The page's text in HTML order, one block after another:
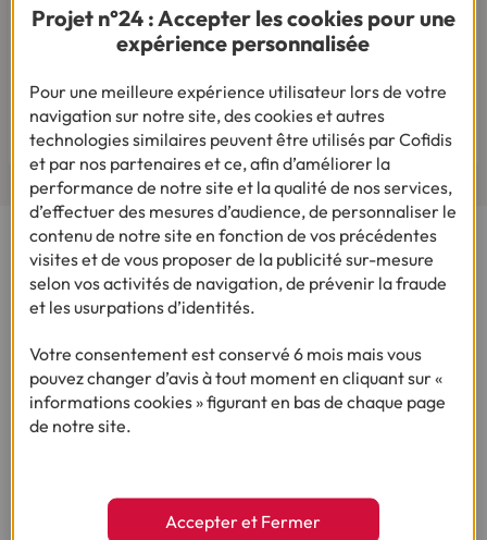
Pour votre besoin de crédit, vous trouverez chez
Cofidis le service qui fait toute la différence.
Lire les avis de nos clients
Cofidis, le spécialiste de la Demande de Crédit en Ligne,
vous propose plusieurs produits : des crédits renouvelables,
un prêt personnel et une solution de rachat de crédit.
quelques clics !
Crédit consommation
Projet n°24 : Accepter les cookies pour une
expérience personnalisée
Pour une meilleure expérience utilisateur lors de votre
navigation sur notre site, des cookies et autres
technologies similaires peuvent être utilisés par Cofidis
et par nos partenaires et ce, afin d’améliorer la
performance de notre site et la qualité de nos services,
d’effectuer des mesures d’audience, de personnaliser le
contenu de notre site en fonction de vos précédentes
visites et de vous proposer de la publicité sur-mesure
selon vos activités de navigation, de prévenir la fraude
et les usurpations d’identités.
Votre consentement est conservé 6 mois mais vous
pouvez changer d’avis à tout moment en cliquant sur «
informations cookies » figurant en bas de chaque page
de notre site.
Accepter et Fermer